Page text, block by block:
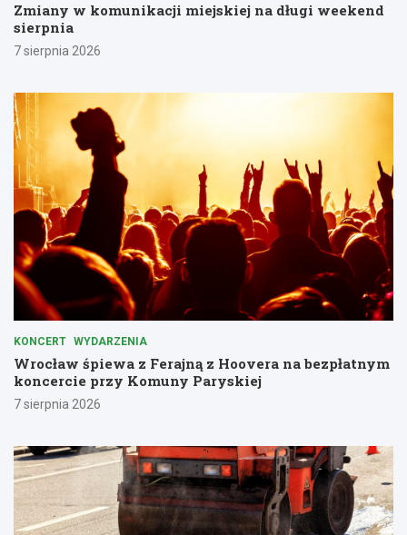
Zmiany w komunikacji miejskiej na długi weekend
sierpnia
7 sierpnia 2026
KONCERT WYDARZENIA
Wrocław śpiewa z Ferajną z Hoovera na bezpłatnym
koncercie przy Komuny Paryskiej
7 sierpnia 2026